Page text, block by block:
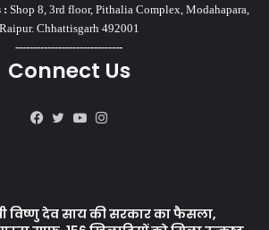
: Shop 8, 3rd floor, Pithalia Complex, Modahapara,
Raipur. Chhattisgarh 492001
------------------------------
Connect Us
Facebook
TwitterYouTube
विष्णु देव साय की सरकार का फैसला,